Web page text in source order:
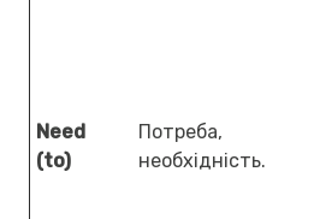
Need
(to)
Потреба,
необхідність.